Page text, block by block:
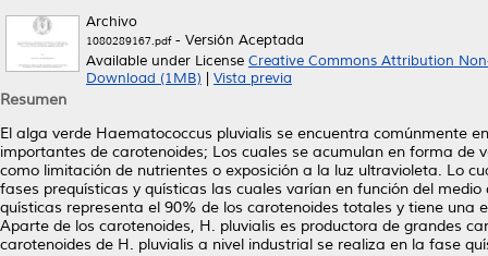
Archivo
1080289167.pdf- Versión Aceptada
Available under License Creative Commons Attribution
Download (1MB)
Vista previa
Resumen
El alga verde Haematococcus pluvialis se encuentra comúnmente
importantes de carotenoides; Los cuales se acumulan en forma de
como limitación de nutrientes o exposición a la luz ultravioleta. Lo
fases prequísticas y quísticas las cuales varían en función del
quísticas representa el 90% de los carotenoides totales y tiene
Aparte de los carotenoides, H. pluvialis es productora de grandes
carotenoides de H. pluvialis a nivel industrial se realiza en la fase